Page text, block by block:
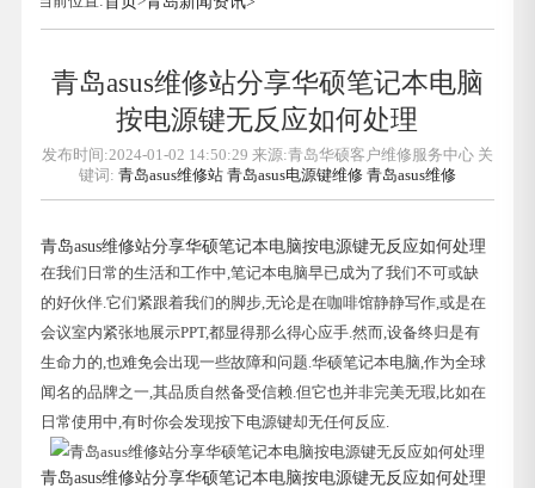
青岛asus维修站分享华硕笔记本电脑
按电源键无反应如何处理
发布时间:2024-01-02 14:50:29 来源:青岛华硕客户维修服务中心 关
键词: 青岛asus维修站 青岛asus电源键维修 青岛asus维修
青岛asus维修站分享华硕笔记本电脑按电源键无反应如何处理
在我们日常的生活和工作中,笔记本电脑早已成为了我们不可或缺
的好伙伴.它们紧跟着我们的脚步,无论是在咖啡馆静静写作,或是在
会议室内紧张地展示PPT,都显得那么得心应手.然而,设备终归是有
生命力的,也难免会出现一些故障和问题.华硕笔记本电脑,作为全球
闻名的品牌之一,其品质自然备受信赖.但它也并非完美无瑕,比如在
日常使用中,有时你会发现按下电源键却无任何反应.
青岛asus维修站分享华硕笔记本电脑按电源键无反应如何处理